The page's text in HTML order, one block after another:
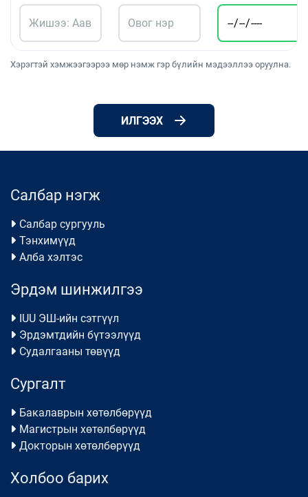
Хэрэгтэй хэмжээгээрээ мөр нэмж гэр бүлийн мэдээллээ оруулна.
ИЛГЭЭХ
Салбар нэгж
Салбар сургууль
Тэнхимүүд
Алба хэлтэс
Эрдэм шинжилгээ
IUU ЭШ-ийн сэтгүүл
Эрдэмтдийн бүтээлүүд
Судалгааны төвүүд
Сургалт
Бакалаврын хөтөлбөрүүд
Магистрын хөтөлбөрүүд
Докторын хөтөлбөрүүд
Холбоо барих